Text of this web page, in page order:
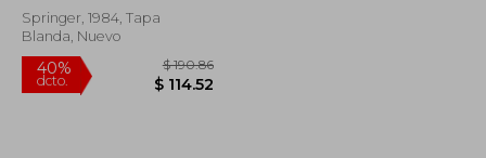
Springer, 1984, Tapa
Blanda, Nuevo